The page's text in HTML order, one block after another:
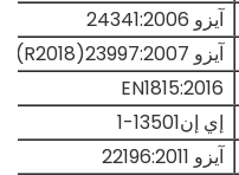
آيزو 24341:2006
آيزو 23997:2007(R2018)
EN1815:2016
إي إن13501-1
آيزو 22196:2011